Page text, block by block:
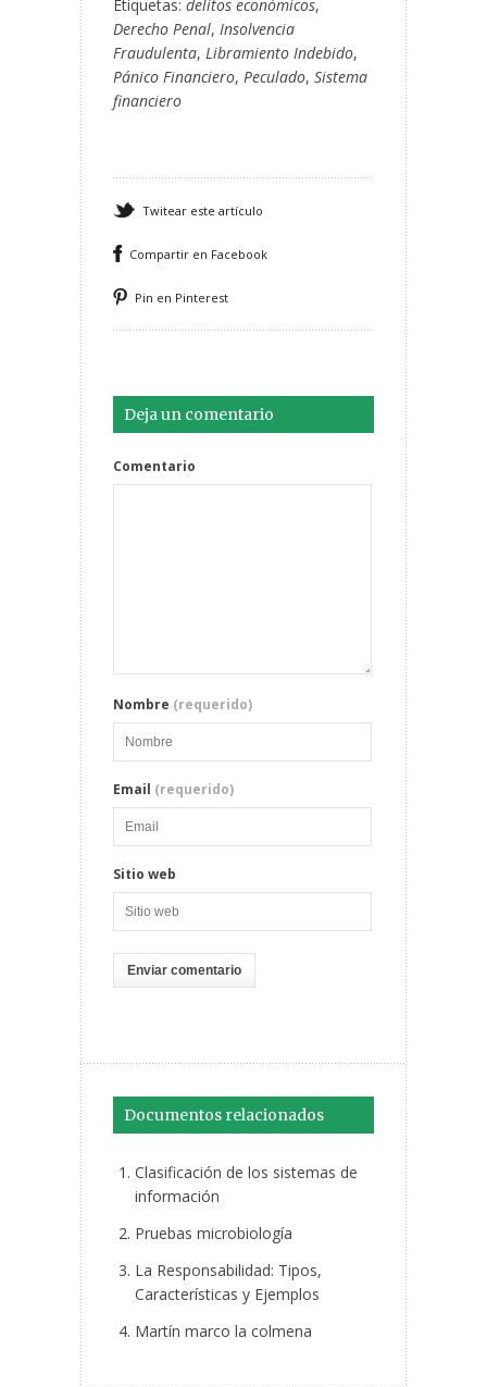
Etiquetas: delitos económicos,
Derecho Penal, Insolvencia
Fraudulenta, Libramiento Indebido,
Pánico Financiero, Peculado, Sistema
financiero
Twitear este artículo
Compartir en Facebook
Pin en Pinterest
Deja un comentario
Comentario
Nombre (requerido)
Email (requerido)
Sitio web
Documentos relacionados
Clasificación de los sistemas de
información
Pruebas microbiología
La Responsabilidad: Tipos,
Características y Ejemplos
Martín marco la colmena